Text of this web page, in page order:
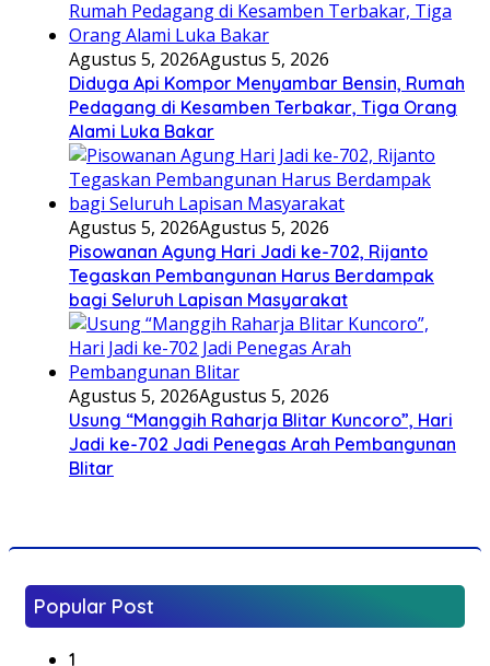
Agustus 5, 2026Agustus 5, 2026
Diduga Api Kompor Menyambar Bensin, Rumah
Pedagang di Kesamben Terbakar, Tiga Orang
Alami Luka Bakar
Agustus 5, 2026Agustus 5, 2026
Pisowanan Agung Hari Jadi ke-702, Rijanto
Tegaskan Pembangunan Harus Berdampak
bagi Seluruh Lapisan Masyarakat
Agustus 5, 2026Agustus 5, 2026
Usung “Manggih Raharja Blitar Kuncoro”, Hari
Jadi ke-702 Jadi Penegas Arah Pembangunan
Blitar
Popular Post
1